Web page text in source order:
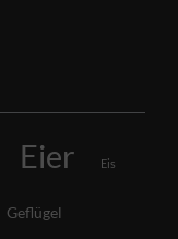
Eier Eis
Geflügel